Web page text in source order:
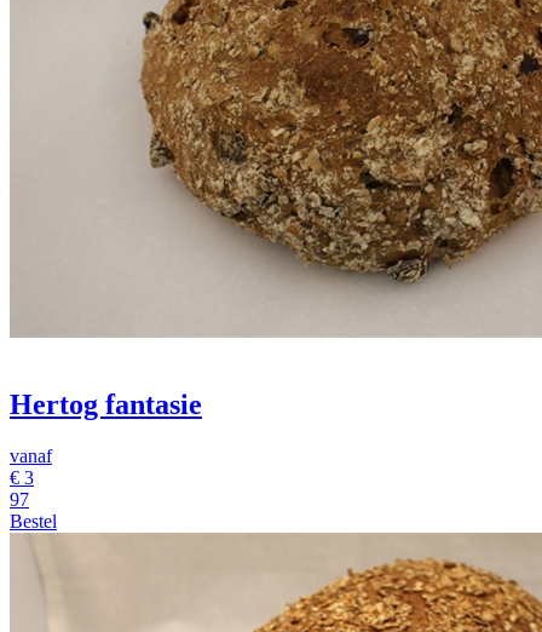
Hertog fantasie
vanaf
€ 3
97
Bestel